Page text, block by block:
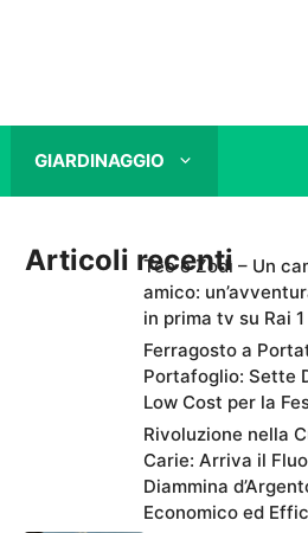
GIARDINAGGIO
Articoli recenti
Teo e Zodì – Un
amico:
in prima tv su Rai 1
Ferragosto a
Portafoglio: Sette
Low Cost per la
Rivoluzione nella
Carie: Arriva il
Diammina
Economico ed